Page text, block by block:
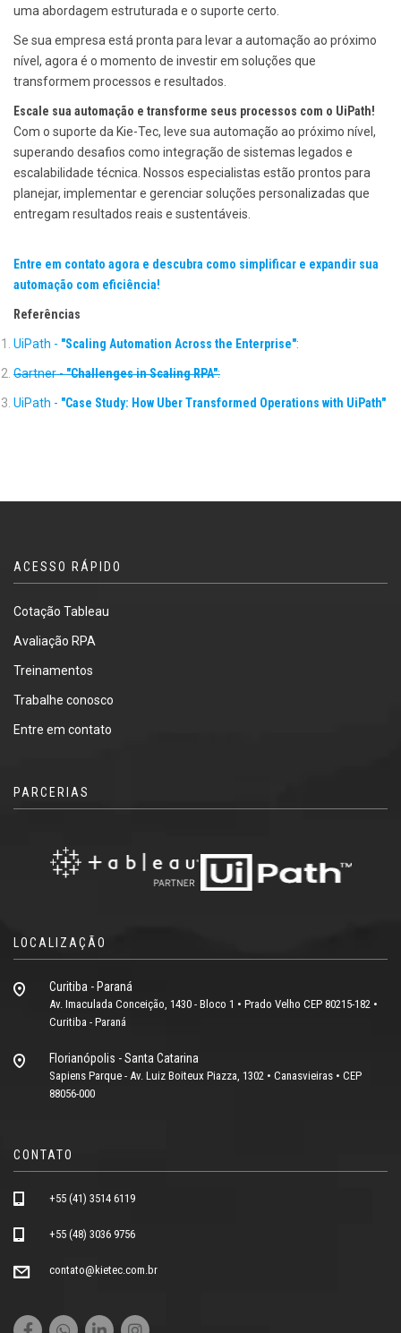
uma abordagem estruturada e o suporte certo.
Se sua empresa está pronta para levar a automação ao próximo
nível, agora é o momento de investir em soluções que
transformem processos e resultados.
Escale sua automação e transforme seus processos com o UiPath!
Com o suporte da Kie-Tec, leve sua automação ao próximo nível,
superando desafios como integração de sistemas legados e
escalabilidade técnica. Nossos especialistas estão prontos para
planejar, implementar e gerenciar soluções personalizadas que
entregam resultados reais e sustentáveis.
Entre em contato agora e descubra como simplificar e expandir sua
automação com eficiência!
Referências
UiPath - "Scaling Automation Across the Enterprise":
Gartner -"Challenges in Scaling RPA":
UiPath - "Case Study: How Uber Transformed Operations with UiPath"
ACESSO RÁPIDO
Cotação Tableau
Avaliação RPA
Treinamentos
Trabalhe conosco
Entre em contato
PARCERIAS
LOCALIZAÇÃO
Curitiba - Paraná
Av. Imaculada Conceição, 1430 - Bloco 1 • Prado Velho CEP 80215-182 •
Curitiba - Paraná
Florianópolis - Santa Catarina
Sapiens Parque - Av. Luiz Boiteux Piazza, 1302 • Canasvieiras • CEP
88056-000
CONTATO
+55 (41) 3514 6119
+55 (48) 3036 9756
contato@kietec.com.br